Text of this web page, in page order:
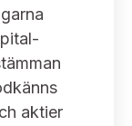
och vissa
aktier